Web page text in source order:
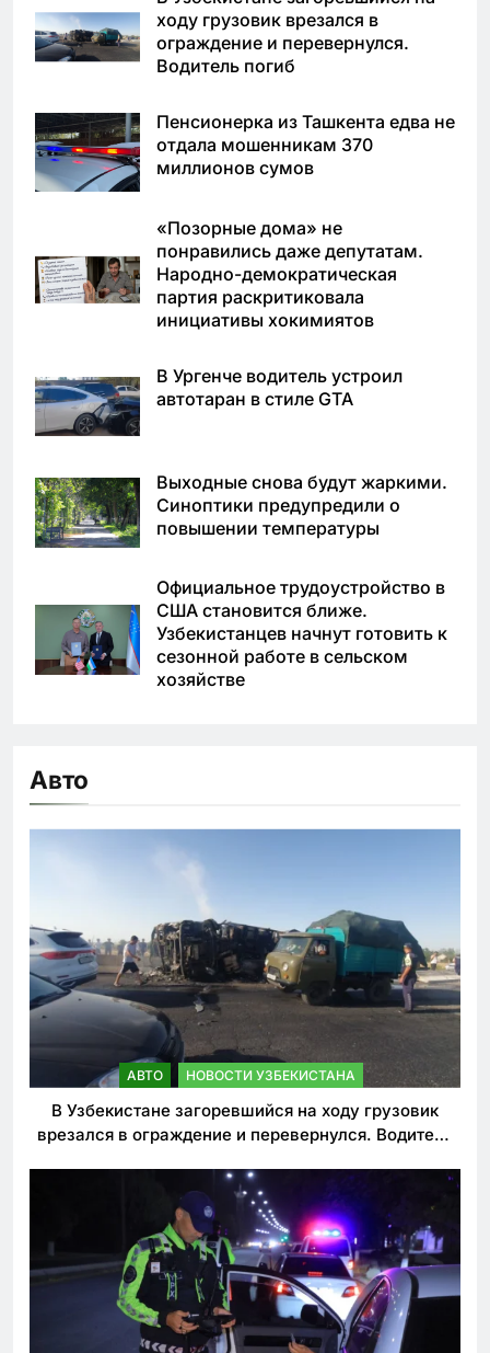
ходу грузовик врезался в
ограждение и перевернулся.
Водитель погиб
Пенсионерка из Ташкента едва не
отдала мошенникам 370
миллионов сумов
«Позорные дома» не
понравились даже депутатам.
Народно-демократическая
партия раскритиковала
инициативы хокимиятов
В Ургенче водитель устроил
автотаран в стиле GTA
Выходные снова будут жаркими.
Синоптики предупредили о
повышении температуры
Официальное трудоустройство в
США становится ближе.
Узбекистанцев начнут готовить к
сезонной работе в сельском
хозяйстве
Авто
АВТО НОВОСТИ УЗБЕКИСТАНА
В Узбекистане загоревшийся на ходу грузовик
врезался в ограждение и перевернулся. Водитель